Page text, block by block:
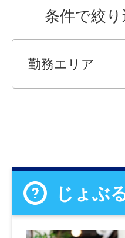
条件で絞
勤務エリア
じょぶ